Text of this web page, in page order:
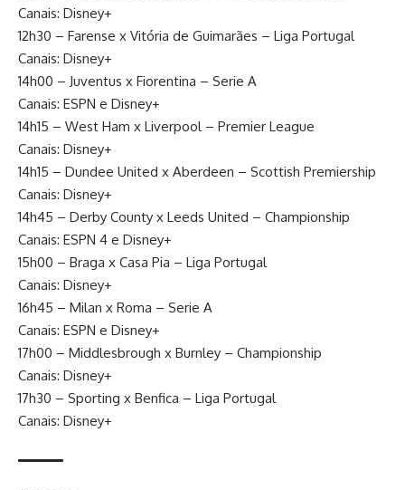
Canais: Disney+
12h30 – Farense x Vitória de Guimarães – Liga Portugal
Canais: Disney+
14h00 – Juventus x Fiorentina – Serie A
Canais: ESPN e Disney+
14h15 – West Ham x Liverpool – Premier League
Canais: Disney+
14h15 – Dundee United x Aberdeen – Scottish Premiership
Canais: Disney+
14h45 – Derby County x Leeds United – Championship
Canais: ESPN 4 e Disney+
15h00 – Braga x Casa Pia – Liga Portugal
Canais: Disney+
16h45 – Milan x Roma – Serie A
Canais: ESPN e Disney+
17h00 – Middlesbrough x Burnley – Championship
Canais: Disney+
17h30 – Sporting x Benfica – Liga Portugal
Canais: Disney+